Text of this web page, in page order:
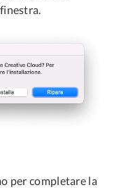
per completare la